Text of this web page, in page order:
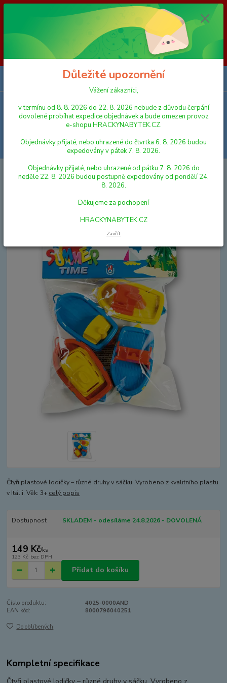
Vážení zákazníci, v termínu od 8. 8. 2026 do 23. 8. 2026 nebude z
důvodu čerpání dovolené probíhat expedice objednávek a bude omezen
provoz e-shopu HRACKYNABYTEK.CZ. Objednávky přijaté, nebo
uhrazené do čtvrtka 6. 8. 2026 budou expedovány v pátek 7. 8. 2026.
Objednávky přijaté, nebo uhrazené od pátku 7. 8. 2026 do neděle 23. 8.
2026 budou postupně expedovány od pondělí 24. 8. 2026. Děkujeme za
pochopení HRACKYNABYTEK.CZ
Menu
Hledat
PRO NEJMENŠÍ HRAČKY DO VANY
Alltoys Androni Lodičky v
sáčku
Alltoys Androni Lodičky v sáčku
Čtyři plastové lodičky – různé druhy v sáčku. Vyrobeno z kvalitního plastu
v Itálii. Věk: 3+ celý popis
Dostupnost SKLADEM - odesíláme 24.8.2026 - DOVOLENÁ
149 Kč/ks
123 Kč bez DPH
Přidat do košíku
Číslo produktu:
4025-0000AND
EAN kód:
8000796040251
Do oblíbených
Kompletní specifikace
Důležité upozornění
Vážení zákazníci,
v termínu od 8. 8. 2026 do 22. 8. 2026 nebude z důvodu čerpání
dovolené probíhat expedice objednávek a bude omezen provoz
e-shopu HRACKYNABYTEK.CZ.
Objednávky přijaté, nebo uhrazené do čtvrtka 6. 8. 2026 budou
expedovány v pátek 7. 8. 2026.
Objednávky přijaté, nebo uhrazené od pátku 7. 8. 2026 do
neděle 22. 8. 2026 budou postupně expedovány od pondělí 24.
8. 2026.
Děkujeme za pochopení
HRACKYNABYTEK.CZ
Zavřít